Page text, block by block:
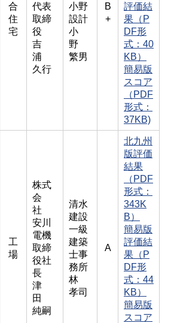
合
住
宅
代表
取締
役
吉
浦
久行
小野
設計
小
野
繁男
B
+
評価結
果（P
DF形
式：40
KB）
簡易版
スコア
（PDF
形式：
37KB)
工
場
株式
会
社
安川
電機
取締
役社
長
津
田
純嗣
清水
建設
一級
建築
士事
務所
林
孝司
A
北九州
版評価
結果
（PDF
形式：
343K
B）
簡易版
評価結
果（P
DF形
式：44
KB）
簡易版
スコア